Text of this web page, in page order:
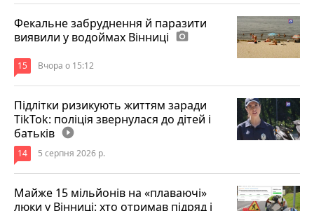
Фекальне забруднення й паразити
виявили у водоймах Вінниці photo_camera
15 Вчора о 15:12
Підлітки ризикують життям заради
TikTok: поліція звернулася до дітей і
батьків play_circle_filled
14 5 серпня 2026 р.
Майже 15 мільйонів на «плаваючі»
люки у Вінниці: хто отримав підряд і